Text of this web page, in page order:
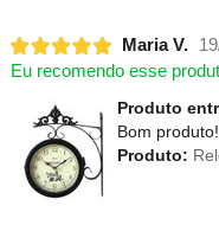
Maria V.
Eu recomendo esse
Produto
Bom
Produto: